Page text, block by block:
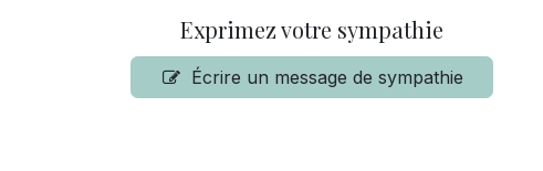
Exprimez votre sympathie
Écrire un message de sympathie